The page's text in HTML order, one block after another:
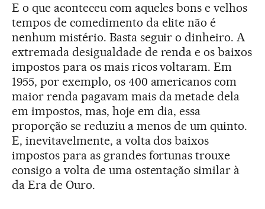
E o que aconteceu com aqueles bons e velhos
tempos de comedimento da elite não é
nenhum mistério. Basta seguir o dinheiro. A
extremada desigualdade de renda e os baixos
impostos para os mais ricos voltaram. Em
1955, por exemplo, os 400 americanos com
maior renda pagavam mais da metade dela
em impostos, mas, hoje em dia, essa
proporção se reduziu a menos de um quinto.
E, inevitavelmente, a volta dos baixos
impostos para as grandes fortunas trouxe
consigo a volta de uma ostentação similar à
da Era de Ouro.